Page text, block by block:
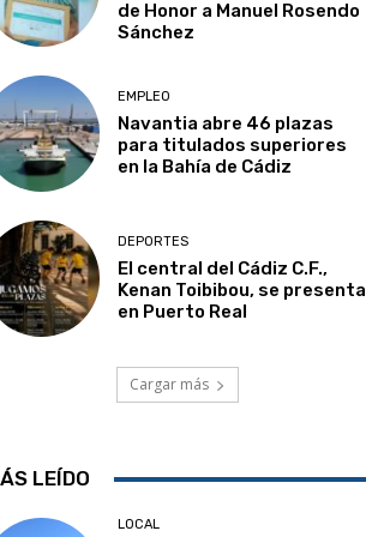
de Honor a Manuel Rosendo
Sánchez
EMPLEO
Navantia abre 46 plazas
para titulados superiores
en la Bahía de Cádiz
DEPORTES
El central del Cádiz C.F.,
Kenan Toibibou, se presenta
en Puerto Real
Cargar más
LEÍDO
LOCAL